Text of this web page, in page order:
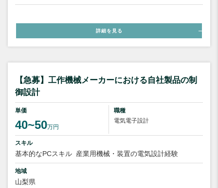
詳細を見る
【急募】工作機械メーカーにおける自社製品の制
御設計
単価
40~50万円
職種
電気電子設計
スキル
基本的なPCスキル 産業用機械・装置の電気設計経験
地域
山梨県